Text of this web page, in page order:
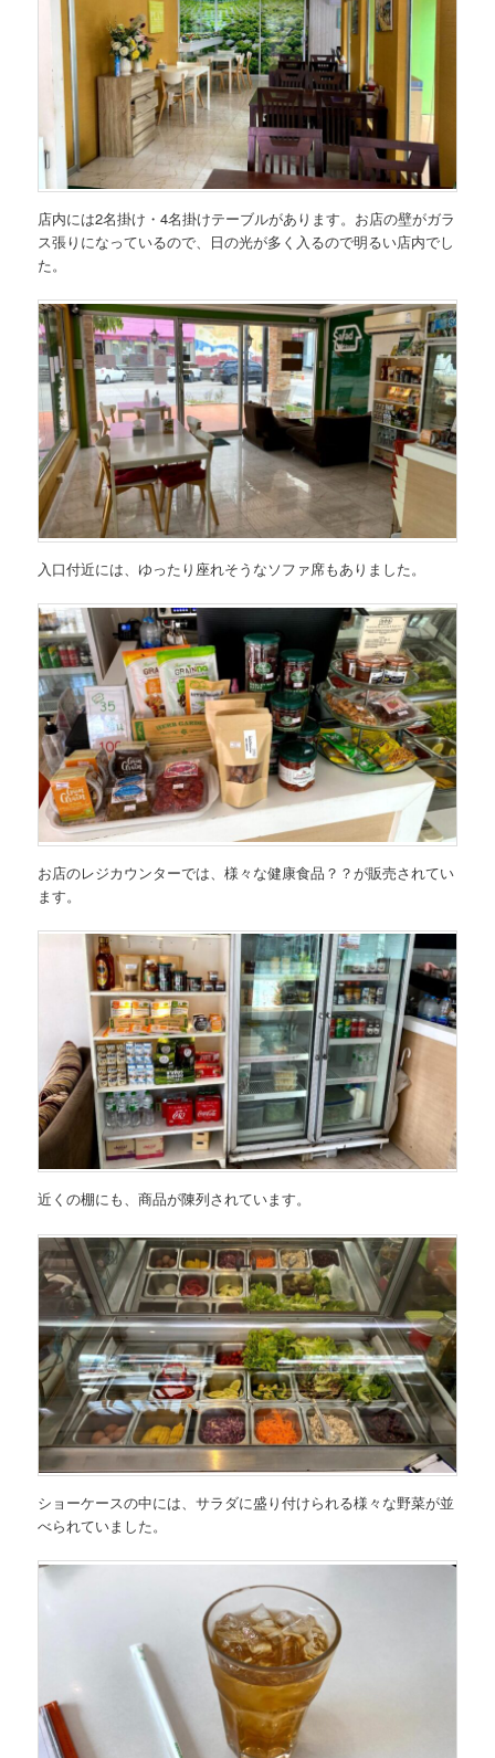
店内には2名掛け・4名掛けテーブルがあります。お店の壁がガラ
ス張りになっているので、日の光が多く入るので明るい店内でし
た。
入口付近には、ゆったり座れそうなソファ席もありました。
お店のレジカウンターでは、様々な健康食品？？が販売されてい
ます。
近くの棚にも、商品が陳列されています。
ショーケースの中には、サラダに盛り付けられる様々な野菜が並
べられていました。